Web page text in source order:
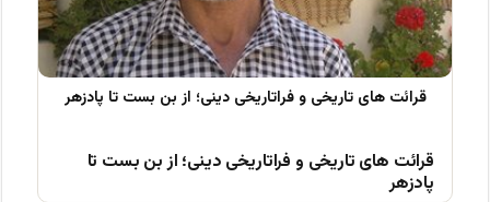
قرائت های تاریخی و فراتاریخی دینی؛ از بن بست تا
پادزهر